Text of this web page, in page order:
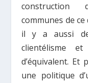
construction
communes de
il y a aussi
clientélisme
d’équivalent. Et
une politique